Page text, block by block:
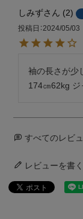
しみず 2
投稿日 2024/05/03
袖の長さが少
174㎝62kg ジ
すべてのレビ
レビューを書く